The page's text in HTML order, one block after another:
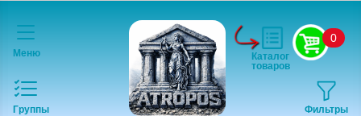
Меню
Группы
0
Фильтры
Каталог
товаров